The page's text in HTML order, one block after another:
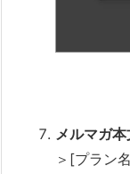
メルマガ本
＞[プラン